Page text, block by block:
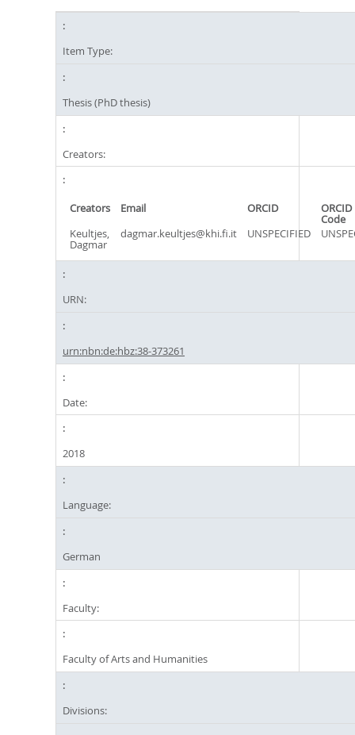
Item Type:
Thesis (PhD thesis)
Creators:
Creators Email ORCID
Code
Keultjes,
Dagmar
dagmar.keultjes@khi.fi.it UNSPECIFIED
URN:
urn:nbn:de:hbz:38-373261
Date:
2018
Language:
German
Faculty:
Faculty of Arts and Humanities
Divisions: